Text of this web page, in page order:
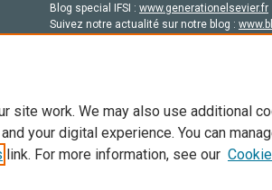
Blog special IFSI : www.generationelsevier.fr
Suivez notre actualité sur notre blog :
Elsevier, ses concédants de licence et ses
similaires. Pour tout contenu en libre
site work. We may also use additional
your digital experience. You can
link. For more information, see our